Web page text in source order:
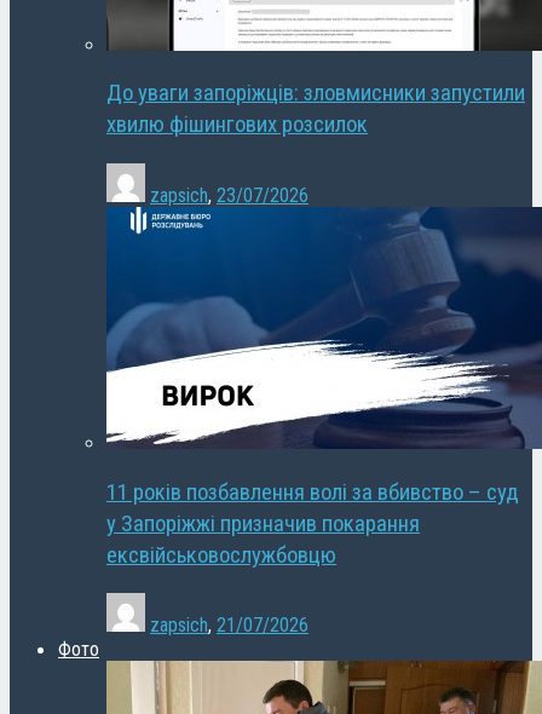
До уваги запоріжців: зловмисники запустили
хвилю фішингових розсилок
zapsich, 23/07/2026
11 років позбавлення волі за вбивство – суд
у Запоріжжі призначив покарання
ексвійськовослужбовцю
zapsich, 21/07/2026
Фото